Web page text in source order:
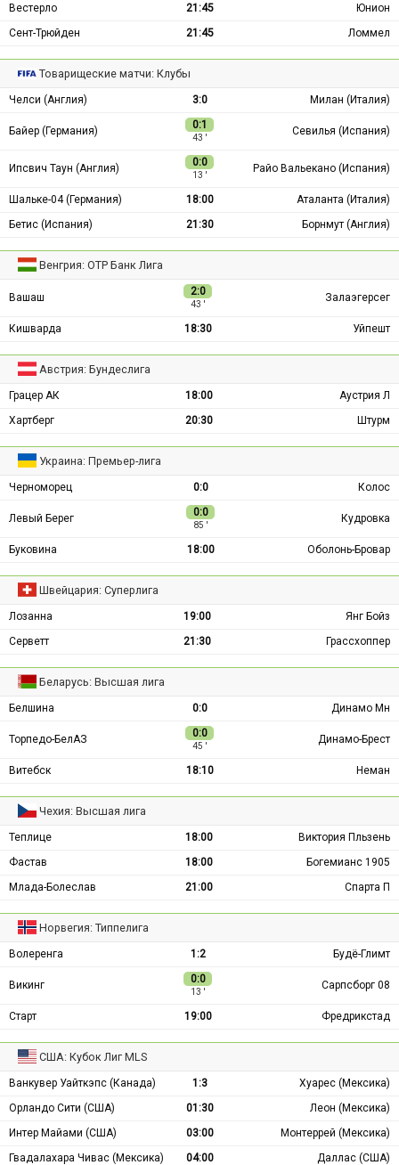
Вестерло
21:45
Юнион
Сент-Трюйден
21:45 Ломмел
Товарищеские матчи: Клубы
Челси (Англия) 3:0 Милан (Италия)
Байер (Германия) 0:1
43 ′
Севилья (Испания)
Ипсвич Таун (Англия) 0:0
13 ′
Райо Вальекано (Испания)
Шальке-04 (Германия) 18:00
Аталанта (Италия)
Бетис (Испания)
21:30 Борнмут (Англия)
Венгрия: ОТР Банк Лига
Вашаш 2:0
43 ′
Залаэгерсег
Кишварда 18:30 Уйпешт
Австрия: Бундеслига
Грацер АК 18:00
Аустрия Л
Хартберг
20:30 Штурм
Украина: Премьер-лига
Черноморец 0:0 Колос
Левый Берег 0:0
85 ′
Кудровка
Буковина 18:00 Оболонь-Бровар
Швейцария: Суперлига
Лозанна 19:00
Янг Бойз
Серветт
21:30 Грассхоппер
Беларусь: Высшая лига
Белшина 0:0 Динамо Мн
Торпедо-БелАЗ 0:0
45 ′
Динамо-Брест
Витебск 18:10 Неман
Чехия: Высшая лига
Теплице 18:00
Виктория Пльзень
Фастав
18:00
Богемианс 1905
Млада-Болеслав
21:00 Спарта П
Норвегия: Типпелига
Волеренга 1:2 Будё-Глимт
Викинг 0:0
13 ′
Сарпсборг 08
Старт 19:00 Фредрикстад
США: Кубок Лиг MLS
Ванкувер Уайткэпс (Канада) 1:3
Хуарес (Мексика)
Орландо Сити (США)
01:30
Леон (Мексика)
Интер Майами (США)
03:00
Монтеррей (Мексика)
Гвадалахара Чивас (Мексика)
04:00 Даллас (США)